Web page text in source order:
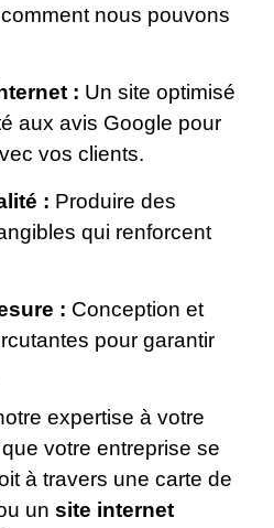
nous pouvons
: Un site optimisé
aux avis Google pour
vos clients.
: Produire des
qui renforcent
: Conception et
pour garantir
expertise à votre
votre entreprise se
à travers une carte de
un site internet